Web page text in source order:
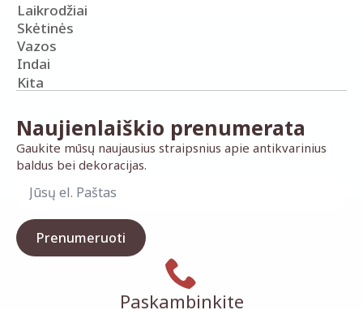
Laikrodžiai
Skėtinės
Vazos
Indai
Kita
Naujienlaiškio prenumerata
Gaukite mūsų naujausius straipsnius apie antikvarinius
baldus bei dekoracijas.
Prenumeruoti
Paskambinkite